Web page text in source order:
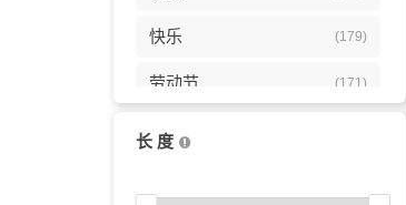
快乐 (179)
劳动节 (171)
成功
长 度